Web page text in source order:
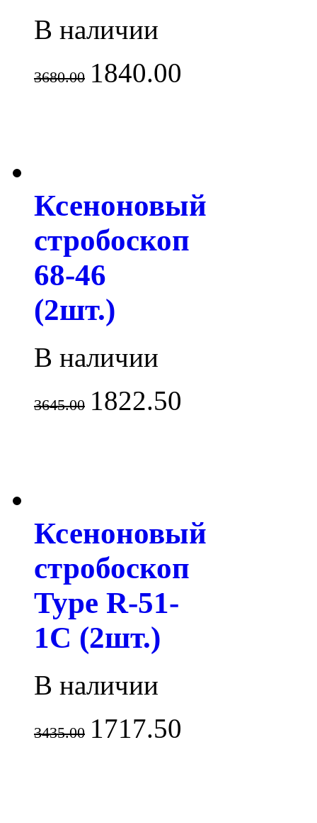
В наличии
3680.00 1840.00
Ксеноновый
стробоскоп
68-46
(2шт.)
В наличии
3645.00 1822.50
Ксеноновый
стробоскоп
Type R-51-
1C (2шт.)
В наличии
3435.00 1717.50